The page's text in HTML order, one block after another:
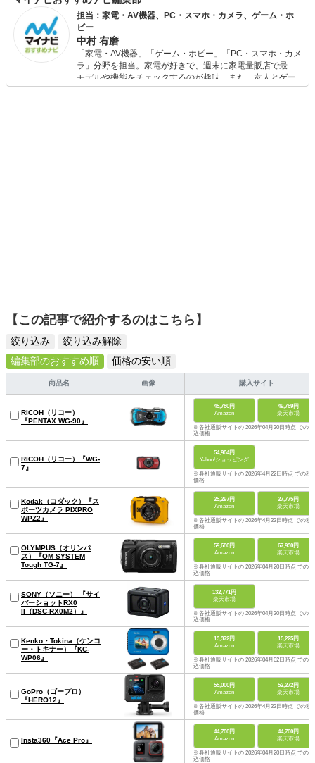
担当：家電・AV機器、PC・スマホ・カメラ、ゲーム・ホ
ビー
中村 宥磨
「家電・AV機器」「ゲーム・ホビー」「PC・スマホ・カメ
ラ」分野を担当。家電が好きで、週末に家電量販店で最新
モデルや機能をチェックするのが趣味。また、友人とゲー
ムを楽しみながら、新作タイトルやイベント情報もいち早
【この記事で紹介するのはこちら】
絞り込み
絞り込み解除
編集部のおすすめ順
価格の安い順
商品名 画像 購入サイト
RICOH（リコー）
『PENTAX WG-90』
45,780円
Amazon
49,769円
楽天市場
※各社通販サイトの 2026年04月20日時点 での税
込価格
RICOH（リコー）『WG-
7』
54,904円
Yahoo!ショッピング
※各社通販サイトの 2026年4月22日時点 での税
価格
Kodak（コダック）『ス
ポーツカメラ PIXPRO
WPZ2』
25,297円
Amazon
27,775円
楽天市場
※各社通販サイトの 2026年4月22日時点 での税
価格
OLYMPUS（オリンパ
ス）『OM SYSTEM
Tough TG-7』
59,680円
Amazon
67,930円
楽天市場
※各社通販サイトの 2026年04月20日時点 での税
込価格
SONY（ソニー） 『サイ
バーショットRX0
II（DSC-RX0M2）』
132,771円
楽天市場
※各社通販サイトの 2026年04月20日時点 での税
込価格
Kenko・Tokina（ケンコ
ー・トキナー）『KC-
WP06』
13,372円
Amazon
15,225円
楽天市場
※各社通販サイトの 2026年04月02日時点 での税
込価格
GoPro（ゴープロ）
『HERO12』
55,000円
Amazon
52,272円
楽天市場
※各社通販サイトの 2026年4月22日時点 での税
価格
Insta360『Ace Pro』
44,700円
Amazon
44,700円
楽天市場
※各社通販サイトの 2026年04月20日時点 での税
込価格